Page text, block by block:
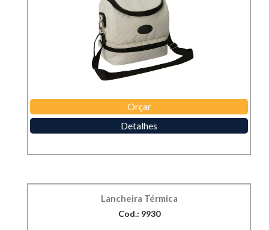
Orçar
Detalhes
Lancheira Térmica
Cod.: 9930